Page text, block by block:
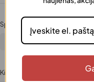
Spalva
Juoda Pilka
Kiekis